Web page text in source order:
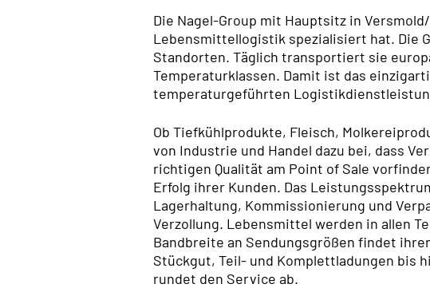
Die Nagel-Group mit Hauptsitz in
Lebensmittellogistik spezialisiert hat. Die
Standorten. Täglich transportiert sie
Temperaturklassen. Damit ist das
temperaturgeführten
Ob Tiefkühlprodukte, Fleisch,
von Industrie und Handel dazu bei, dass
richtigen Qualität am Point of Sale
Erfolg ihrer Kunden. Das
Lagerhaltung, Kommissionierung und
Verzollung. Lebensmittel werden in allen
Bandbreite an Sendungsgrößen findet
Stückgut, Teil- und Komplettladungen bis
rundet den Service ab.